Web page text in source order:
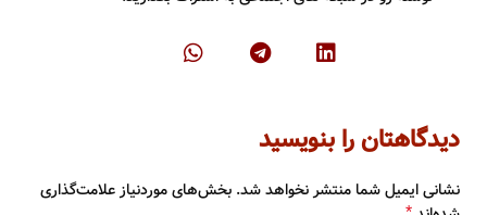
دیدگاهتان را بنویسید
نشانی ایمیل شما منتشر نخواهد شد. بخش‌های موردنیاز علامت‌گذاری